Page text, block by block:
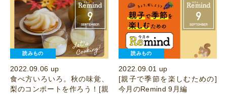
読みもの
2022.09.06 up
食べ方いろいろ。秋の味覚、
梨のコンポートを作ろう！[親
読みもの
2022.09.01 up
[親子で季節を楽しむための]
今月のRemind 9月編